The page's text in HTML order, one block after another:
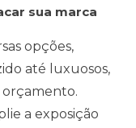
sua marca
opções,
até luxuosos,
a exposição